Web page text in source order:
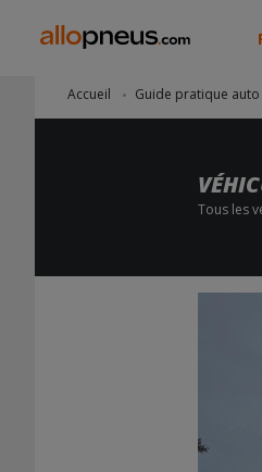
Accueil Guide pratique auto
Tous les